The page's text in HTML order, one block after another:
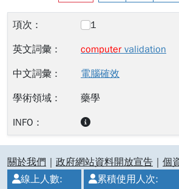
1
computervalidation
電腦確效
藥學
:::關於我們 政府網站資料開放宣告 個
線上人數:
累積使用人次: